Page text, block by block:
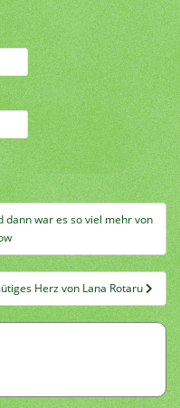
dann war es so viel mehr von
Herz von Lana Rotaru